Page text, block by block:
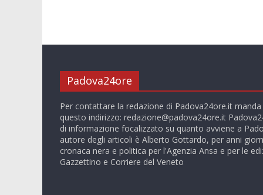
Padova24ore
Per contattare la redazione di Padova24ore.it
questo indirizzo: redazione@padova24ore.it
di informazione focalizzato su quanto avviene a
autore degli articoli è Alberto Gottardo, per anni
cronaca nera e politica per l'Agenzia Ansa e per le
Gazzettino e Corriere del Veneto